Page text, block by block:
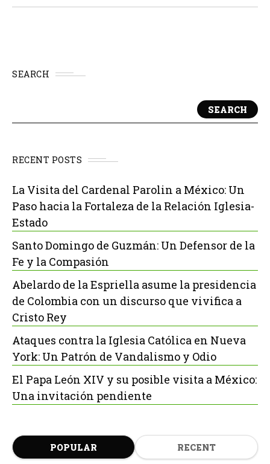
SEARCH
SEARCH
RECENT POSTS
La Visita del Cardenal Parolin a México: Un
Paso hacia la Fortaleza de la Relación Iglesia-
Estado
Santo Domingo de Guzmán: Un Defensor de la
Fe y la Compasión
Abelardo de la Espriella asume la presidencia
de Colombia con un discurso que vivifica a
Cristo Rey
Ataques contra la Iglesia Católica en Nueva
York: Un Patrón de Vandalismo y Odio
El Papa León XIV y su posible visita a México:
Una invitación pendiente
POPULAR RECENT